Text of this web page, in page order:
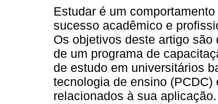
Estudar é um
sucesso acadêmico e
Os objetivos deste artigo
de um programa de
de estudo em universitários
tecnologia de ensino
relacionados à sua